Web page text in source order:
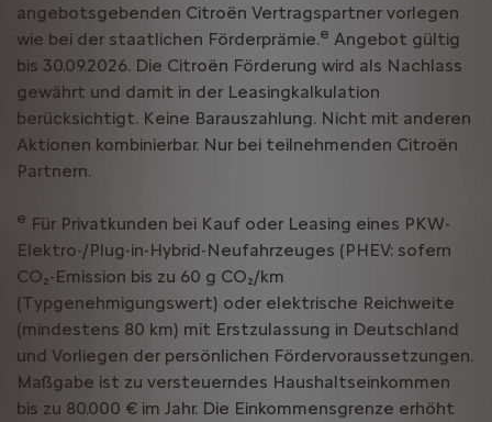
angebotsgebenden Citroën Vertragspartner vorlegen
wie bei der staatlichen Förderprämie.e Angebot gültig
bis 30.09.2026. Die Citroën Förderung wird als Nachlass
gewährt und damit in der Leasingkalkulation
berücksichtigt. Keine Barauszahlung. Nicht mit anderen
Aktionen kombinierbar. Nur bei teilnehmenden Citroën
Partnern.
e Für Privatkunden bei Kauf oder Leasing eines PKW-
Elektro-/Plug-in-Hybrid-Neufahrzeuges (PHEV: sofern
CO₂-Emission bis zu 60 g CO₂/km
(Typgenehmigungswert) oder elektrische Reichweite
(mindestens 80 km) mit Erstzulassung in Deutschland
und Vorliegen der persönlichen Fördervoraussetzungen.
Maßgabe ist zu versteuerndes Haushaltseinkommen
bis zu 80.000 € im Jahr. Die Einkommensgrenze erhöht